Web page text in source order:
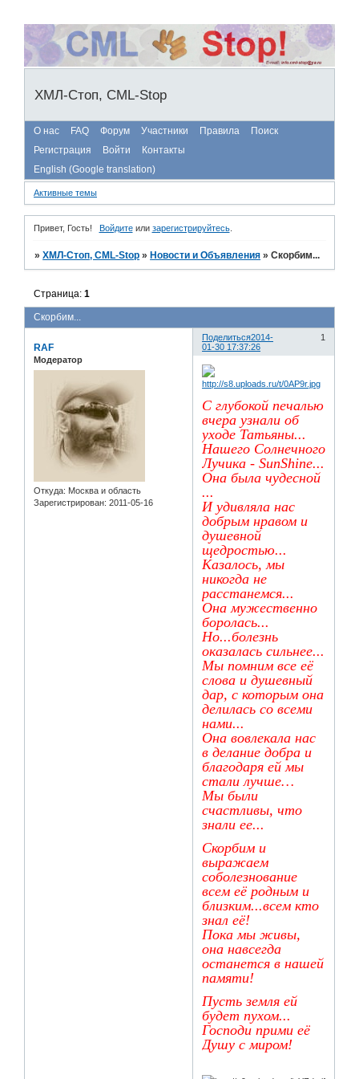
ХМЛ-Стоп, CML-Stop
О нас FAQ Форум Участники Правила
Поиск
Регистрация
Войти
Контакты
English (Google translation)
Активные темы
Привет, Гость! Войдитеили зарегистрируйтесь.
»ХМЛ-Стоп, CML-Stop » Новости и Объявления »Скорбим...
Скорбим...
Страница:1
Поделиться 1
2014-
01-30 17:37:26
RAF
Модератор
Откуда: Москва и область
Зарегистрирован: 2011-05-16
С глубокой печалью
вчера узнали об
уходе Татьяны...
Нашего Солнечного
Лучика - SunShine...
Она была чудесной
...
И удивляла нас
добрым нравом и
душевной
щедростью...
Казалось, мы
никогда не
расстанемся...
Она мужественно
боролась...
Но...болезнь
оказалась сильнее...
Мы помним все её
слова и душевный
дар, с которым она
делилась со всеми
нами...
Она вовлекала нас
в делание добра и
благодаря ей мы
стали лучше…
Мы были
счастливы, что
знали ее...
Скорбим и
выражаем
соболезнование
всем её родным и
близким...всем кто
знал её!
Пока мы живы,
она навсегда
останется в нашей
памяти!
Пусть земля ей
будет пухом...
Господи прими её
Душу с миром!